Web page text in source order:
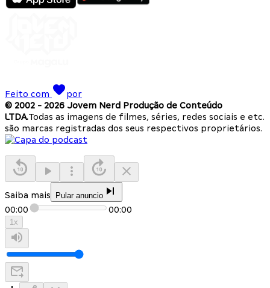
Feito com
por
© 2002 - 2026 Jovem Nerd Produção de Conteúdo
LTDA.Todas as imagens de filmes, séries, redes sociais e etc.
são marcas registradas dos seus respectivos proprietários.
Saiba mais Pular anuncio
00:00 00:00
1x